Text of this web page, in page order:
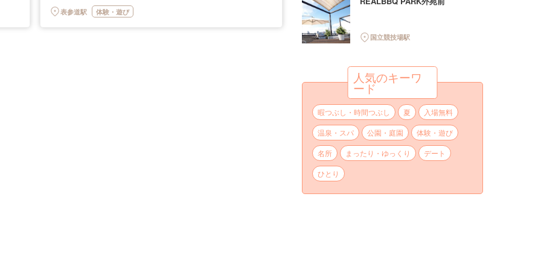
表参道駅 体験・遊び
国立競技場駅
人気のキーワ
ード
暇つぶし・時間つぶし 夏
入場無料
温泉・スパ
公園・庭園
体験・遊び
名所
まったり・ゆっくり
デート
ひとり